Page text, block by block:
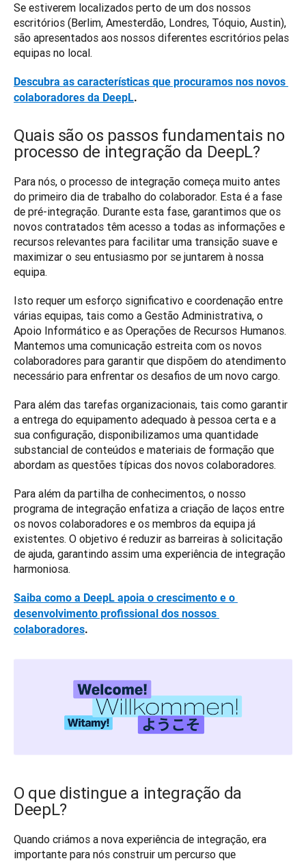
Se estiverem localizados perto de um dos nossos
escritórios (Berlim, Amesterdão, Londres, Tóquio, Austin),
são apresentados aos nossos diferentes escritórios pelas
equipas no local.
Descubra as características que procuramos nos novos
colaboradores da DeepL.
Quais são os passos fundamentais no
processo de integração da DeepL?
Para nós, o processo de integração começa muito antes
do primeiro dia de trabalho do colaborador. Esta é a fase
de pré-integração. Durante esta fase, garantimos que os
novos contratados têm acesso a todas as informações e
recursos relevantes para facilitar uma transição suave e
maximizar o seu entusiasmo por se juntarem à nossa
equipa.
Isto requer um esforço significativo e coordenação entre
várias equipas, tais como a Gestão Administrativa, o
Apoio Informático e as Operações de Recursos Humanos.
Mantemos uma comunicação estreita com os novos
colaboradores para garantir que dispõem do atendimento
necessário para enfrentar os desafios de um novo cargo.
Para além das tarefas organizacionais, tais como garantir
a entrega do equipamento adequado à pessoa certa e a
sua configuração, disponibilizamos uma quantidade
substancial de conteúdos e materiais de formação que
abordam as questões típicas dos novos colaboradores.
Para além da partilha de conhecimentos, o nosso
programa de integração enfatiza a criação de laços entre
os novos colaboradores e os membros da equipa já
existentes. O objetivo é reduzir as barreiras à solicitação
de ajuda, garantindo assim uma experiência de integração
harmoniosa.
Saiba como a DeepL apoia o crescimento e o
desenvolvimento profissional dos nossos
colaboradores.
O que distingue a integração da
DeepL?
Quando criámos a nova experiência de integração, era
importante para nós construir um percurso que